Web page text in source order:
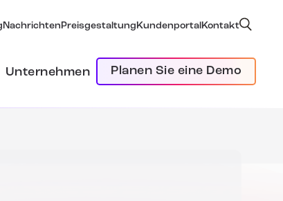
Nachrichten Preisgestaltung KundenportalKontakt
Unternehmen Planen Sie eine Demo